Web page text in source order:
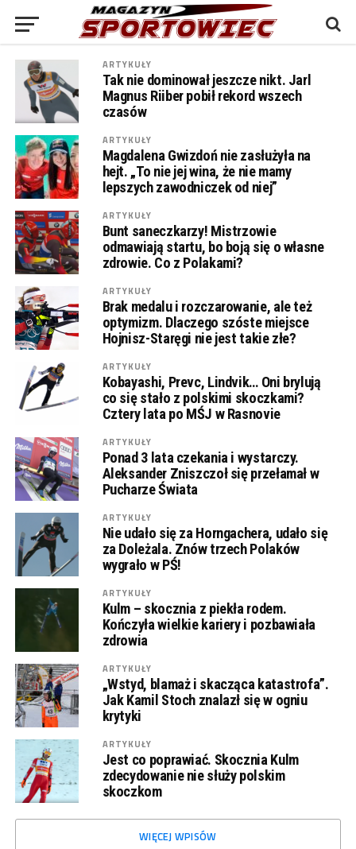
ARTYKUŁY
Tak nie dominował jeszcze nikt. Jarl
Magnus Riiber pobił rekord wszech
czasów
ARTYKUŁY
Magdalena Gwizdoń nie zasłużyła na
hejt. „To nie jej wina, że nie mamy
lepszych zawodniczek od niej”
ARTYKUŁY
Bunt saneczkarzy! Mistrzowie
odmawiają startu, bo boją się o własne
zdrowie. Co z Polakami?
ARTYKUŁY
Brak medalu i rozczarowanie, ale też
optymizm. Dlaczego szóste miejsce
Hojnisz-Staręgi nie jest takie złe?
ARTYKUŁY
Kobayashi, Prevc, Lindvik… Oni brylują
co się stało z polskimi skoczkami?
Cztery lata po MŚJ w Rasnovie
ARTYKUŁY
Ponad 3 lata czekania i wystarczy.
Aleksander Zniszczoł się przełamał w
Pucharze Świata
ARTYKUŁY
Nie udało się za Horngachera, udało się
za Doleżala. Znów trzech Polaków
wygrało w PŚ!
ARTYKUŁY
Kulm – skocznia z piekła rodem.
Kończyła wielkie kariery i pozbawiała
zdrowia
ARTYKUŁY
„Wstyd, blamaż i skacząca katastrofa”.
Jak Kamil Stoch znalazł się w ogniu
krytyki
ARTYKUŁY
Jest co poprawiać. Skocznia Kulm
zdecydowanie nie służy polskim
skoczkom
WIĘCEJ WPISÓW